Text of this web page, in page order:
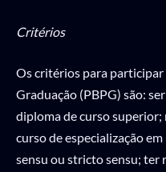
Critérios
Os critérios para participar
Graduação (PBPG) são:
diploma de curso
curso de especialização
sensu ou stricto sensu; ter